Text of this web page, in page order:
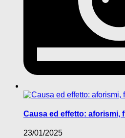
Causa ed effetto: aforismi,
23/01/2025